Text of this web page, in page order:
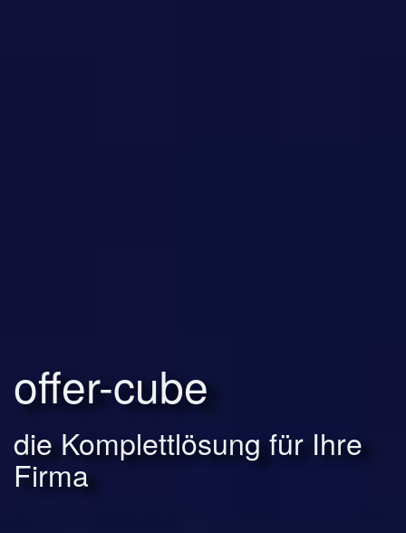
offer-cube
die Komplettlösung für Ihre
Firma